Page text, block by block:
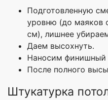
Подготовленную
уровню (до маяков
см), лишнее
Даем высохнуть.
Наносим финишный
После полного
Штукатурка